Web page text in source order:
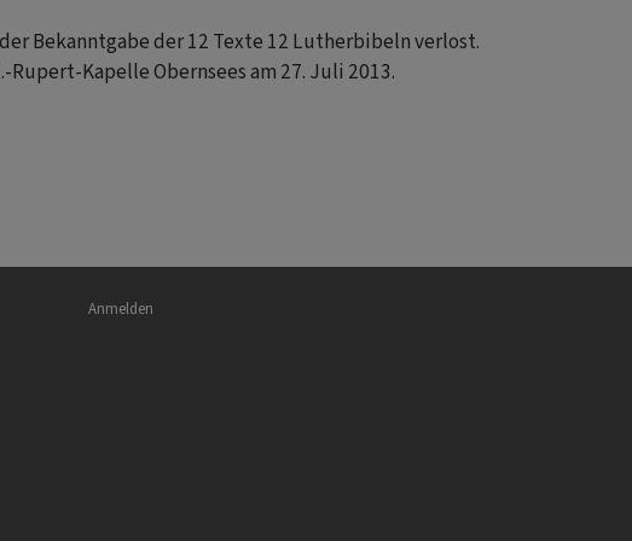
Bekanntgabe der 12 Texte 12 Lutherbibeln verlost.
Kapelle Obernsees am 27. Juli 2013.
Benutzermenü
Anmelden